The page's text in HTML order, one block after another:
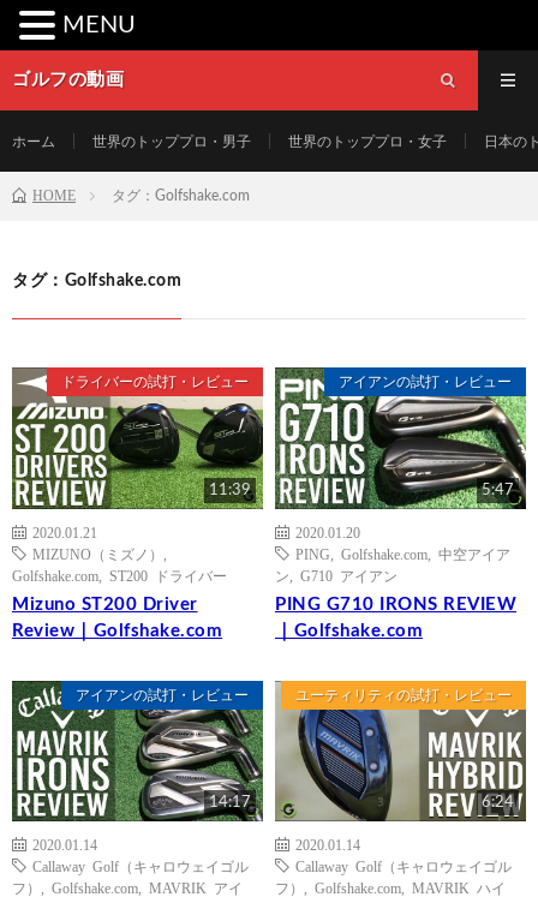
ゴルフの動画
ホーム 世界のトッププロ・男子 世界のトッププロ・女子 日本の
HOME タグ：Golfshake.com
タグ：Golfshake.com
ドライバーの試打・レビュー
11:39
2020.01.21
MIZUNO（ミズノ）
Golfshake.com
ST200 ドライバー
Mizuno ST200 Driver
Review｜Golfshake.com
アイアンの試打・レビュー
5:47
2020.01.20
PING
Golfshake.com
中空アイア
ン
G710 アイアン
PING G710 IRONS REVIEW
｜Golfshake.com
アイアンの試打・レビュー
14:17
2020.01.14
Callaway Golf（キャロウェイゴル
フ）
Golfshake.com
MAVRIK アイ
ユーティリティの試打・レビュー
6:24
2020.01.14
Callaway Golf（キャロウェイゴル
フ）
Golfshake.com
MAVRIK ハイ
MENU